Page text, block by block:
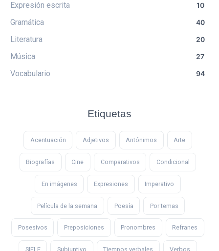
Expresión escrita 10
Gramática 40
Literatura 20
Música 27
Vocabulario 94
Etiquetas
Acentuación Adjetivos Antónimos Arte
Biografías Cine Comparativos Condicional
En imágenes Expresiones Imperativo
Película de la semana Poesía Por temas
Posesivos Preposiciones Pronombres Refranes
SIELE Subjuntivo Tiempos verbales Verbos